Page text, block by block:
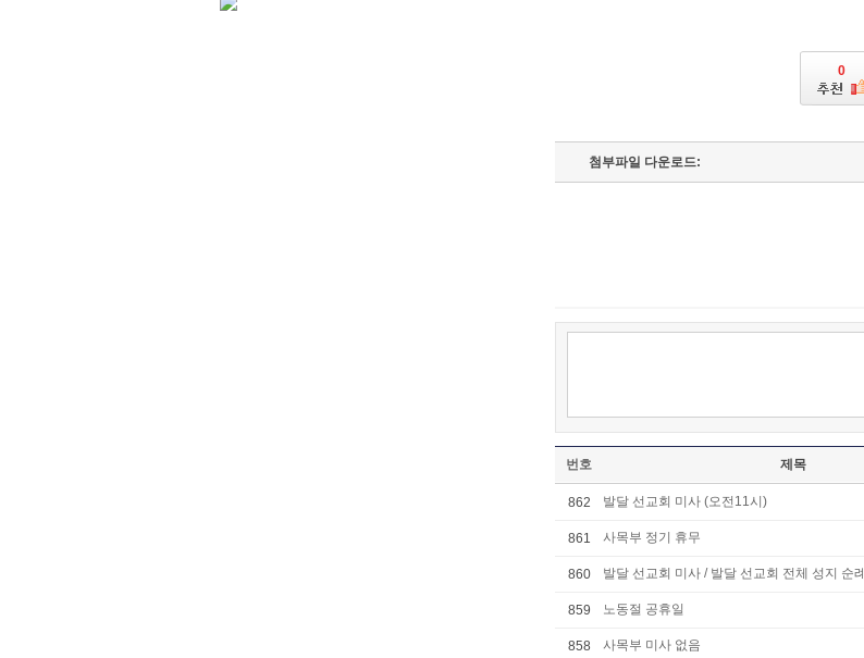
0
첨부파일 다운로드:
번호 제목
862 발달 선교회 미사 (오전11시)
861 사목부 정기 휴무
860 발달 선교회 미사 / 발달 선교회 전체 성지 순례
859 노동절 공휴일
858 사목부 미사 없음